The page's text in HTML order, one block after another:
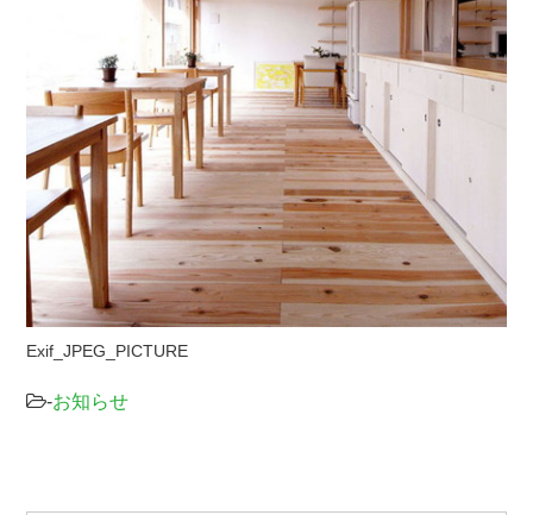
Exif_JPEG_PICTURE
-お知らせ